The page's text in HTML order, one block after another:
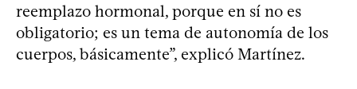
reemplazo hormonal, porque en sí no es
obligatorio; es un tema de autonomía de los
cuerpos, básicamente”, explicó Martínez.